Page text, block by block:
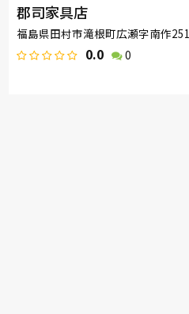
郡司家具店
福島県田村市滝根町広瀬字南作251
0.0 0